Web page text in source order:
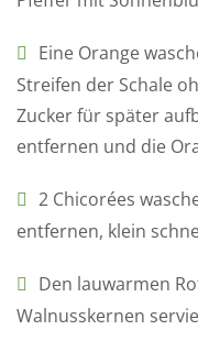
Eine Orange
Streifen der Schale
Zucker für später
entfernen und die
2 Chicorées
entfernen, klein
Den lauwarmen
Walnusskernen